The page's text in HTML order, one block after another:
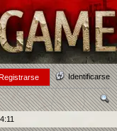
Identificarse